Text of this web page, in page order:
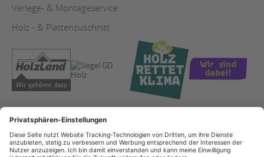
Verlege- & Montageservice
Holz - & Plattenzuschnitt